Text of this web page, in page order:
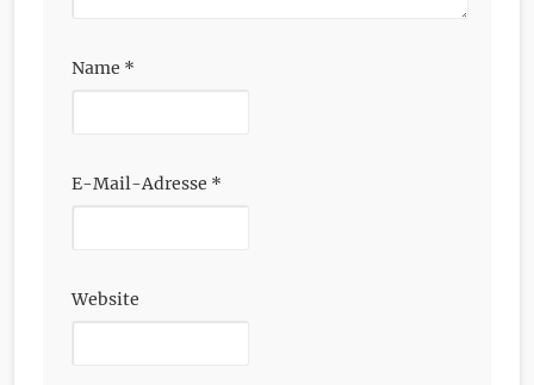
Name *
E-Mail-Adresse *
Website